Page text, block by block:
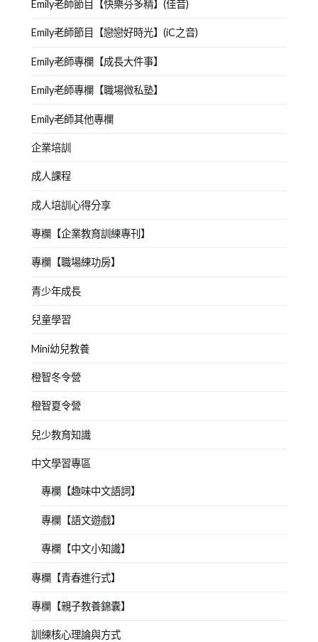
Emily老師節目【快樂芬多精】(佳音)
Emily老師節目【戀戀好時光】(iC之音)
Emily老師專欄【成長大件事】
Emily老師專欄【職場微私塾】
Emily老師其他專欄
企業培訓
成人課程
成人培訓心得分享
專欄【企業教育訓練專刊】
專欄【職場練功房】
青少年成長
兒童學習
Mini幼兒教養
橙智冬令營
橙智夏令營
兒少教育知識
中文學習專區
專欄【趣味中文語詞】
專欄【語文遊戲】
專欄【中文小知識】
專欄【青春進行式】
專欄【親子教養錦囊】
訓練核心理論與方式